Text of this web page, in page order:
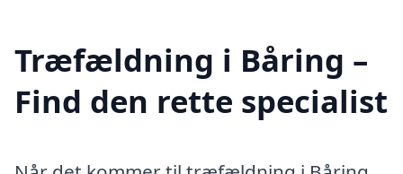
Træfældning i Båring –
Find den rette specialist